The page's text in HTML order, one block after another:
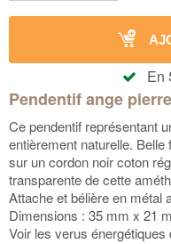
En
Pendentif ange
Ce pendentif représentant
entièrement naturelle.
sur un cordon noir coton
transparente de cette
Attache et bélière en métal
Dimensions : 35 mm x 21
Voir les verus